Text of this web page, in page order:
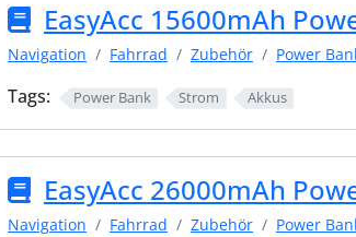
EasyAcc 15600mAh
Navigation Fahrrad Zubehör Power
Tags: Power Bank Strom Akkus
EasyAcc 26000mAh
Navigation Fahrrad Zubehör Power